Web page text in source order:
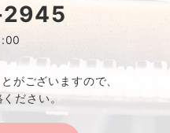
がございますので、
ださい。